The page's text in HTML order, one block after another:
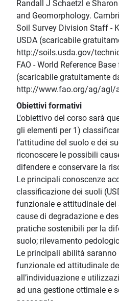
Randall J Schaetzl e
and Geomorphology.
Soil Survey Division Staff -
USDA (scaricabile
http://soils.usda.gov/
FAO - World Reference
(scaricabile gratuitamente
http://www.fao.org/ag/agl/
Obiettivi formativi
L'obiettivo del corso sarà
gli elementi per 1)
l’attitudine del suolo e dei
riconoscere le possibili
difendere e conservare la
Le principali conoscenze
classificazione dei suoli
funzionale e attitudinale dei
cause di degradazione e
pratiche sostenibili per la
suolo; rilevamento
Le principali abilità
funzionale ed attitudinale
all’individuazione e
ad una gestione ottimale e